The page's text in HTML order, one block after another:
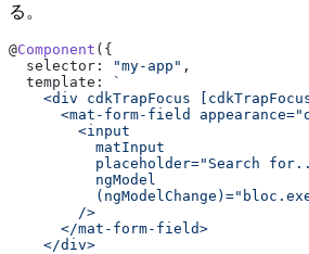
る。
@Component ({
  selector:
"my-app" ,
  template:
`
<div cdkTrapFocus
<mat-form-field
        <input
          matInput
placeholder="Search
          ngModel
        />
      </mat-form-field>
    </div>